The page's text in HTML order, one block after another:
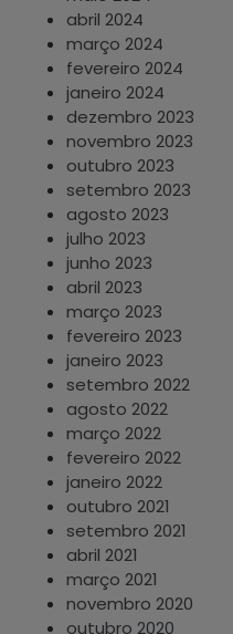
abril 2024
março 2024
fevereiro 2024
janeiro 2024
dezembro 2023
novembro 2023
outubro 2023
setembro 2023
agosto 2023
julho 2023
junho 2023
abril 2023
março 2023
fevereiro 2023
janeiro 2023
setembro 2022
agosto 2022
março 2022
fevereiro 2022
janeiro 2022
outubro 2021
setembro 2021
abril 2021
março 2021
novembro 2020
outubro 2020